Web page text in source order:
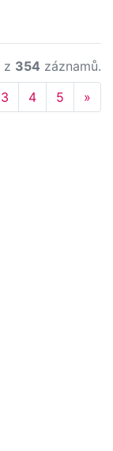
z 354 záznamů.
3 4 5 »